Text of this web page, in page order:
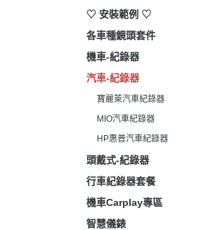
♡ 安裝範例 ♡
各車種鏡頭套件
機車-紀錄器
汽車-紀錄器
寶麗萊汽車紀錄器
MIO汽車紀錄器
HP惠普汽車紀錄器
頭戴式-紀錄器
行車紀錄器套餐
機車Carplay專區
智慧儀錶